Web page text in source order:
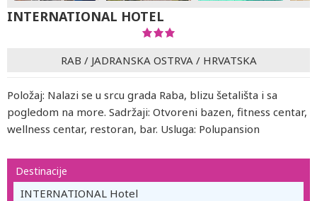
INTERNATIONAL HOTEL
RAB / JADRANSKA OSTRVA / HRVATSKA
Položaj: Nalazi se u srcu grada Raba, blizu šetališta i sa
pogledom na more. Sadržaji: Otvoreni bazen, fitness centar,
wellness centar, restoran, bar. Usluga: Polupansion
Destinacije
INTERNATIONAL Hotel